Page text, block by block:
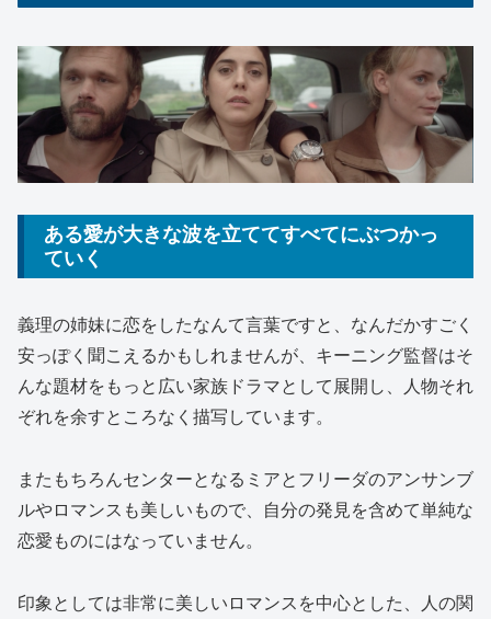
ある愛が大きな波を立ててすべてにぶつかっ
ていく
義理の姉妹に恋をしたなんて言葉ですと、なんだかすごく
安っぽく聞こえるかもしれませんが、キーニング監督はそ
んな題材をもっと広い家族ドラマとして展開し、人物それ
ぞれを余すところなく描写しています。
またもちろんセンターとなるミアとフリーダのアンサンブ
ルやロマンスも美しいもので、自分の発見を含めて単純な
恋愛ものにはなっていません。
印象としては非常に美しいロマンスを中心とした、人の関